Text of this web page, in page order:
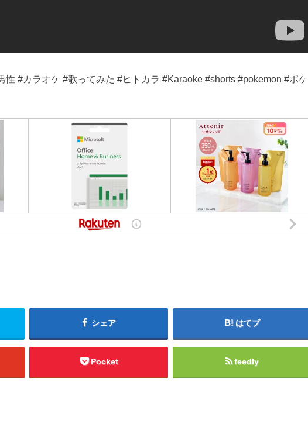
性 #カラオケ #歌ってみた #ヒトカラ #Karaoke #shorts #pokemon #ポケ
シェア はてブ
Pocket feedly